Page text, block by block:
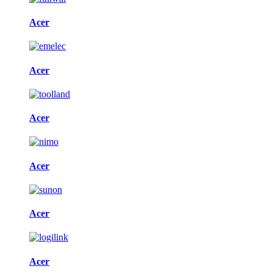
Acer
Acer
Acer
Acer
Acer
Acer